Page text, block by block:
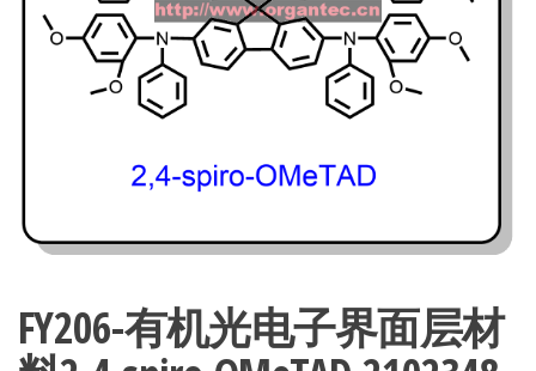
FY206-有机光电子界面层材